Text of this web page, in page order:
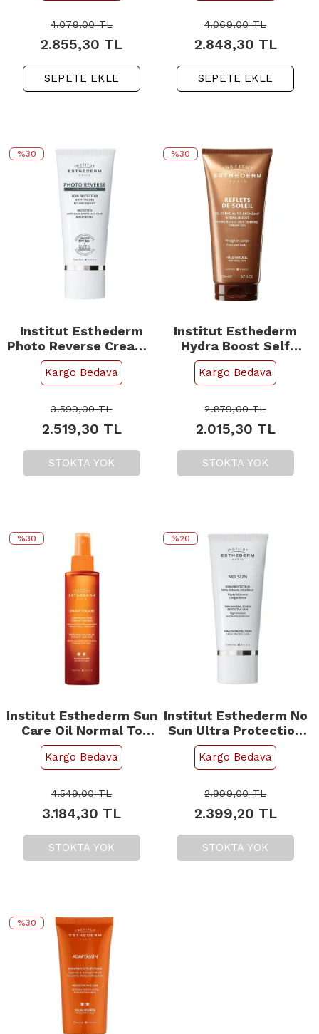
4.079,00TL
2.855,30 TL
SEPETE EKLE
4.069,00TL
2.848,30 TL
SEPETE EKLE
%30
Institut Esthederm
Photo Reverse Cream -
Lekeli Ciltler İçin
Güneş Kremi 50ml
Kargo Bedava
3.599,00TL
2.519,30 TL
STOKTA YOK
%30
Institut Esthederm
Hydra Boost Self
Tanning Cream Gel -
Bronzlaştırıcı Krem Jel
Kargo Bedava
2.879,00TL
2.015,30 TL
STOKTA YOK
%30
Institut Esthederm Sun
Care Oil Normal To
Strong Sun -
Bronzlaştırıcı Güneş
Kargo Bedava
4.549,00TL
3.184,30 TL
STOKTA YOK
%20
Institut Esthederm No
Sun Ultra Protection
Cream - Güneş
Koruyucu Krem 50ml
Kargo Bedava
2.999,00TL
2.399,20 TL
STOKTA YOK
%30